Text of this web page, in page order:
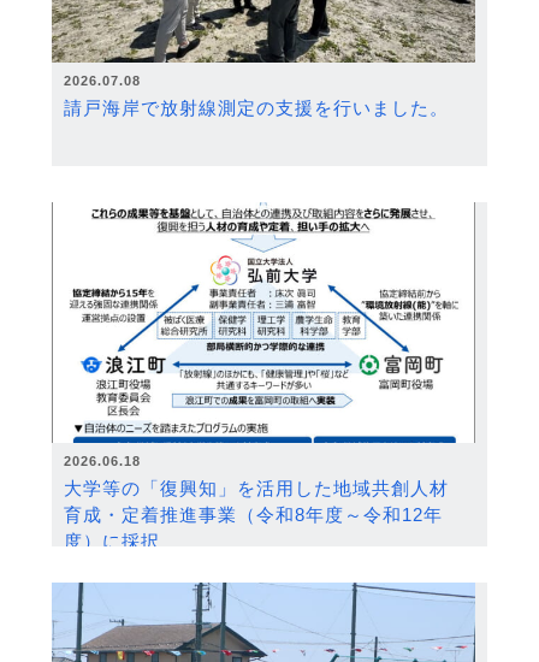
2026.07.08
請戸海岸で放射線測定の支援を行いました。
2026.06.18
大学等の「復興知」を活用した地域共創人材
育成・定着推進事業（令和8年度～令和12年
度）に採択